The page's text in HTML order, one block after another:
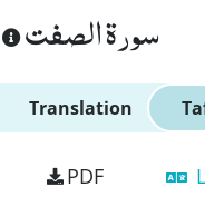
سورة الصفت
Translation
PDF